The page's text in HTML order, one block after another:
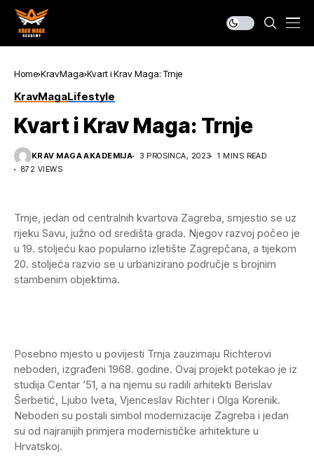
Home KravMaga Kvart i Krav Maga: Trnje
KravMagaLifestyle
Kvart i Krav Maga: Trnje
KRAV MAGA AKADEMIJA 3 PROSINCA, 2023
1 MINS READ
872 VIEWS
Trnje, jedan od centralnih kvartova Zagreba, smjestio se uz
rijeku Savu, južno od središta grada. Njegov razvoj počeo je
u 19. stoljeću kao popularno izletište Zagrepčana, a tijekom
20. stoljeća razvio se u urbanizirano područje s brojnim
stambenim objektima.
Posebno mjesto u povijesti Trnja zauzimaju Richterovi
neboderi, izgrađeni 1968. godine. Ovaj projekt potekao je iz
studija Centar ’51, a na njemu su radili arhitekti Berislav
Šerbetić, Ljubo Iveta, Vjenceslav Richter i Olga Korenik.
Neboderi su postali simbol modernizacije Zagreba i jedan
su od najranijih primjera modernističke arhitekture u
Hrvatskoj.